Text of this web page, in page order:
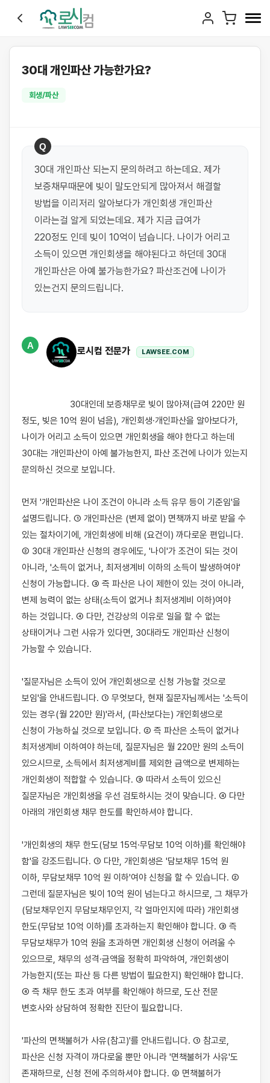
30대 개인파산 가능한가요?
회생/파산
Q
30대 개인파산 되는지 문의하려고 하는데요. 제가
보증채무때문에 빚이 말도안되게 많아져서 해결할
방법을 이리저리 알아보다가 개인회생 개인파산
이라는걸 알게 되었는데요. 제가 지금 급여가
220정도 인데 빚이 10억이 넘습니다. 나이가 어리고
소득이 있으면 개인회생을 해야된다고 하던데 30대
개인파산은 아예 불가능한가요? 파산조건에 나이가
있는건지 문의드립니다.
A
로시컴 전문가 LAWSEE.COM
정도, 빚은 10억 원이 넘음), 개인회생·개인파산을 알아보다가,
나이가 어리고 소득이 있으면 개인회생을 해야 한다고 하는데
30대는 개인파산이 아예 불가능한지, 파산 조건에 나이가 있는지
문의하신 것으로 보입니다.
먼저 '개인파산은 나이 조건이 아니라 소득 유무 등이 기준임'을
설명드립니다. ① 개인파산은 (변제 없이) 면책까지 바로 받을 수
있는 절차이기에, 개인회생에 비해 (요건이) 까다로운 편입니다.
② 30대 개인파산 신청의 경우에도, '나이'가 조건이 되는 것이
아니라, '소득이 없거나, 최저생계비 이하의 소득이 발생하여야'
신청이 가능합니다. ③ 즉 파산은 나이 제한이 있는 것이 아니라,
변제 능력이 없는 상태(소득이 없거나 최저생계비 이하)여야
하는 것입니다. ④ 다만, 건강상의 이유로 일을 할 수 없는
상태이거나 그런 사유가 있다면, 30대라도 개인파산 신청이
가능할 수 있습니다.
'질문자님은 소득이 있어 개인회생으로 신청 가능할 것으로
보임'을 안내드립니다. ① 무엇보다, 현재 질문자님께서는 '소득이
있는 경우(월 220만 원)'라서, (파산보다는) 개인회생으로
신청이 가능하실 것으로 보입니다. ② 즉 파산은 소득이 없거나
최저생계비 이하여야 하는데, 질문자님은 월 220만 원의 소득이
있으시므로, 소득에서 최저생계비를 제외한 금액으로 변제하는
개인회생이 적합할 수 있습니다. ③ 따라서 소득이 있으신
질문자님은 개인회생을 우선 검토하시는 것이 맞습니다. ④ 다만
아래의 개인회생 채무 한도를 확인하셔야 합니다.
'개인회생의 채무 한도(담보 15억·무담보 10억 이하)를 확인해야
함'을 강조드립니다. ① 다만, 개인회생은 '담보채무 15억 원
이하, 무담보채무 10억 원 이하'여야 신청을 할 수 있습니다. ②
그런데 질문자님은 빚이 10억 원이 넘는다고 하시므로, 그 채무가
(담보채무인지 무담보채무인지, 각 얼마인지에 따라) 개인회생
한도(무담보 10억 이하)를 초과하는지 확인해야 합니다. ③ 즉
무담보채무가 10억 원을 초과하면 개인회생 신청이 어려울 수
있으므로, 채무의 성격·금액을 정확히 파악하여, 개인회생이
가능한지(또는 파산 등 다른 방법이 필요한지) 확인해야 합니다.
④ 즉 채무 한도 초과 여부를 확인해야 하므로, 도산 전문
변호사와 상담하여 정확한 진단이 필요합니다.
'파산의 면책불허가 사유(참고)'를 안내드립니다. ① 참고로,
파산은 신청 자격이 까다로울 뿐만 아니라 '면책불허가 사유'도
존재하므로, 신청 전에 주의하셔야 합니다. ② 면책불허가